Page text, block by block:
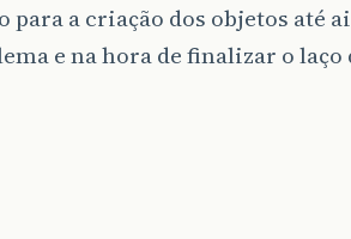
a criação dos objetos até
e na hora de finalizar o laço